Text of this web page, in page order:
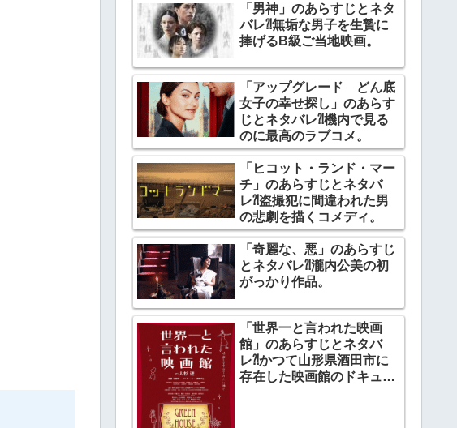
「男神」のあらすじとネタ
バレ⁈無垢な男子を生贄に
捧げるB級ご当地映画。
「アップグレード どん底
女子の幸せ探し」のあらす
じとネタバレ⁈機内で見る
のに最高のラブコメ。
「ヒコット・ランド・マー
チ」のあらすじとネタバ
レ⁈盗撮犯に間違われた男
の悲劇を描くコメディ。
「奇麗な、悪」のあらすじ
とネタバレ⁈瀧内公美の初
がっかり作品。
「世界一と言われた映画
館」のあらすじとネタバ
レ⁈かつて山形県酒田市に
存在した映画館のドキュメ